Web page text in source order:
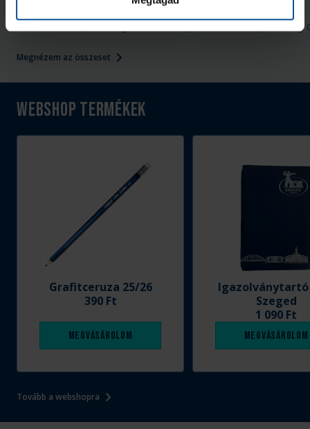
Megnézem az összeset
Handball Family Handball Family 2026. aug.
Webshop termékek
Tovább a webshopra
Grafitceruza 25/26
390 Ft
Megvásárolom
Szeged
1 090 Ft
Megvásárolom